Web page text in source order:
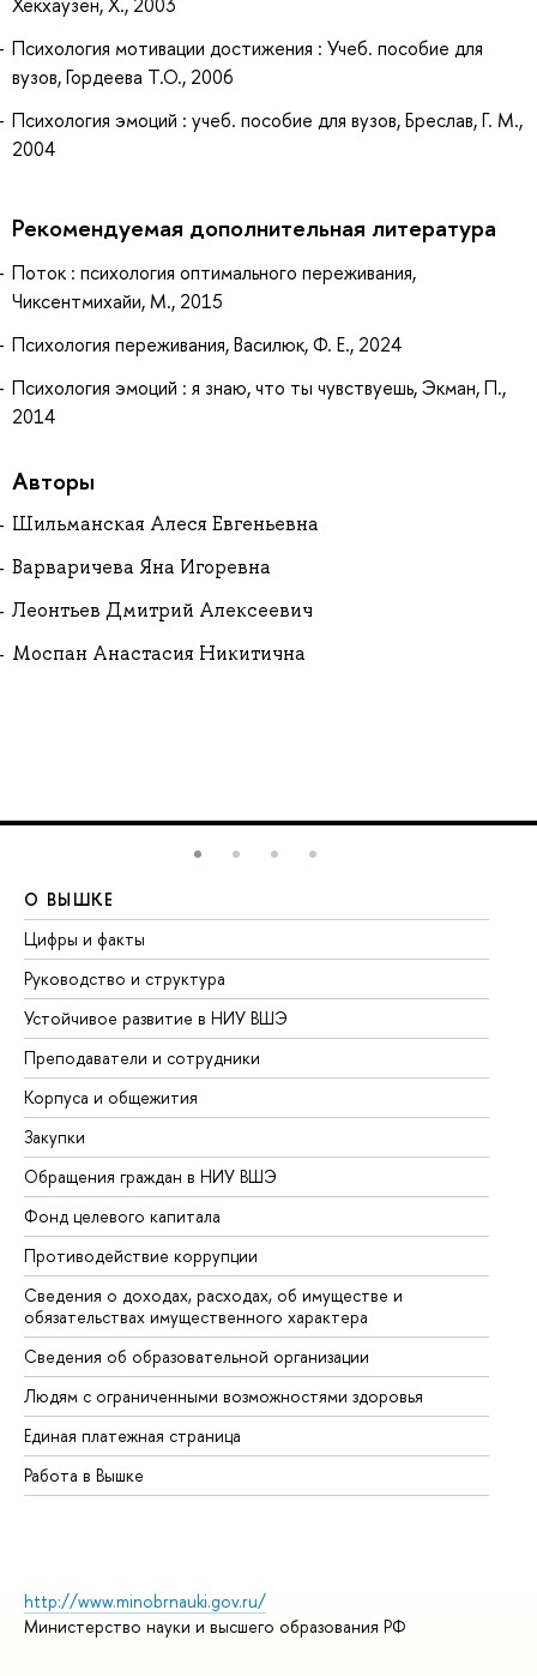
Психология мотивации достижения : Учеб. пособие для
вузов, Гордеева Т.О., 2006
Психология эмоций : учеб. пособие для вузов, Бреслав, Г. М.,
2004
Рекомендуемая дополнительная литература
Поток : психология оптимального переживания,
Чиксентмихайи, М., 2015
Психология переживания, Василюк, Ф. Е., 2024
Психология эмоций : я знаю, что ты чувствуешь, Экман, П.,
2014
Авторы
Шильманская Алеся Евгеньевна
Варваричева Яна Игоревна
Леонтьев Дмитрий Алексеевич
Моспан Анастасия Никитична
О ВЫШКЕ
Цифры и факты
Руководство и структура
Устойчивое развитие в НИУ ВШЭ
Преподаватели и сотрудники
Корпуса и общежития
Закупки
Обращения граждан в НИУ ВШЭ
Фонд целевого капитала
Противодействие коррупции
Сведения о доходах, расходах, об имуществе и
обязательствах имущественного характера
Сведения об образовательной организации
Людям с ограниченными возможностями здоровья
Единая платежная страница
Работа в Вышке
http://www.minobrnauki.gov.ru/
Министерство науки и высшего образования РФ